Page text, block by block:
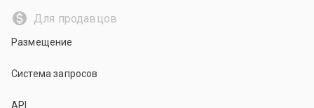
Для продавцов
Размещение
Система запросов
API